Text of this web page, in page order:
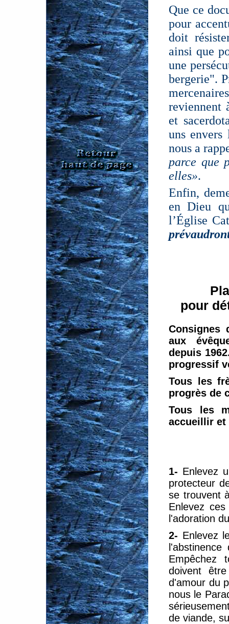
Que ce
pour
doit
ainsi que
une
bergerie".
reviennent
et
uns
nous a
parce que
elles».
Enfin,
en Dieu
l’Église
pour
Consignes
aux
depuis
progressif
Tous les
progrès de
Tous les
accueillir et
1- Enlevez
protecteur
se trouvent
Enlevez
l'adoration
2- Enlevez
Empêchez
doivent
d'amour du
nous le
de viande,